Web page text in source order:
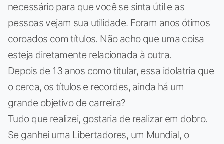
necessário para que você se sinta útil e as
pessoas vejam sua utilidade. Foram anos ótimos
coroados com títulos. Não acho que uma coisa
esteja diretamente relacionada à outra.
Depois de 13 anos como titular, essa idolatria que
o cerca, os títulos e recordes, ainda há um
grande objetivo de carreira?
Tudo que realizei, gostaria de realizar em dobro.
Se ganhei uma Libertadores, um Mundial, o